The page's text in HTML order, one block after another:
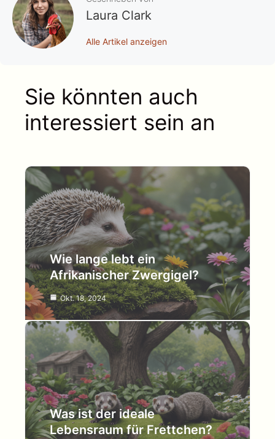
Laura Clark
Alle Artikel anzeigen
Sie könnten auch
interessiert sein an
Wie lange lebt ein
Afrikanischer Zwergigel?
Okt. 18, 2024
Was ist der ideale
Lebensraum für Frettchen?